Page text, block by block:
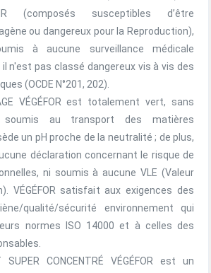
(composés susceptibles d’être
ou dangereux pour la Reproduction),
à aucune surveillance médicale
n'est pas classé dangereux vis à vis des
(OCDE N°201, 202).
VÉGÉFOR est totalement vert, sans
soumis au transport des matières
un pH proche de la neutralité ; de plus,
déclaration concernant le risque de
ni soumis à aucune VLE (Valeur
VÉGÉFOR satisfait aux exigences des
qualité/sécurité environnement qui
normes ISO 14000 et à celles des
SUPER CONCENTRÉ VÉGÉFOR est un